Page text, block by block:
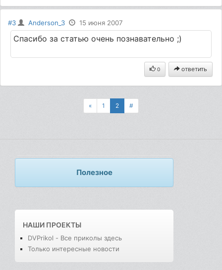
#3 Anderson_3 15 июня 2007
Спасибо за статью очень познавательно ;)
0 ответить
« 1 2 #
Полезное
НАШИ ПРОЕКТЫ
DVPrikol - Все приколы здесь
Только интересные новости